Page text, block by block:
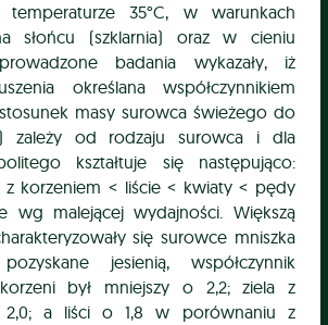
35°C, w warunkach
słońcu (szklarnia) oraz w cieniu
badania wykazały, iż
określana współczynnikiem
masy surowca świeżego do
zależy od rodzaju surowca i dla
kształtuje się następująco:
z korzeniem < liście < kwiaty < pędy
wg malejącej wydajności. Większą
się surowce mniszka
jesienią, współczynnik
był mniejszy o 2,2; ziela z
2,0; a liści o 1,8 w porównaniu z